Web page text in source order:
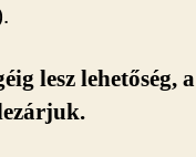
lesz lehetőség, a